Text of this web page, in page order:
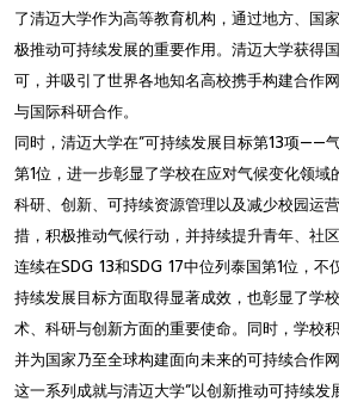
了清迈大学作为高等教育机构，通过地方、国
极推动可持续发展的重要作用。清迈大学获得
可，并吸引了世界各地知名高校携手构建合作
与国际科研合作。
同时，清迈大学在“可持续发展目标第13项——
第1位，进一步彰显了学校在应对气候变化领域
科研、创新、可持续资源管理以及减少校园运
措，积极推动气候行动，并持续提升青年、社
连续在SDG 13和SDG 17中位列泰国第1位，
持续发展目标方面取得显著成效，也彰显了学
术、科研与创新方面的重要使命。同时，学校
并为国家乃至全球构建面向未来的可持续合作网
这一系列成就与清迈大学“以创新推动可持续发